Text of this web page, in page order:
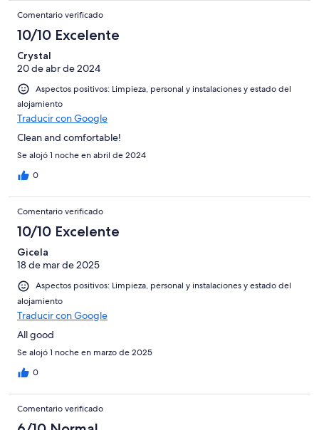
Comentario verificado
10/10 Excelente
Crystal
20 de abr de 2024
Aspectos positivos: Limpieza, personal y instalaciones y estado del
alojamiento
Traducir con Google
Clean and comfortable!
Se alojó 1 noche en abril de 2024
0
Comentario verificado
10/10 Excelente
Gicela
18 de mar de 2025
Aspectos positivos: Limpieza, personal y instalaciones y estado del
alojamiento
Traducir con Google
All good
Se alojó 1 noche en marzo de 2025
0
Comentario verificado